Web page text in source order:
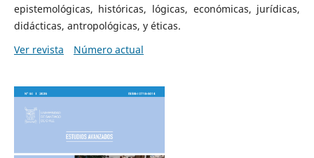
epistemológicas, históricas, lógicas, económicas, jurídicas,
didácticas, antropológicas, y éticas.
Ver revista
Número actual